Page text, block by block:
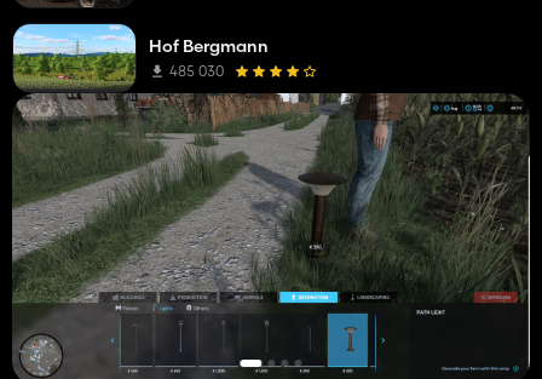
Hof Bergmann
485 030